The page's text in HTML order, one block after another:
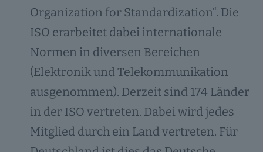
Organization for Standardization“. Die
ISO erarbeitet dabei internationale
Normen in diversen Bereichen
(Elektronik und Telekommunikation
ausgenommen). Derzeit sind 174 Länder
in der ISO vertreten. Dabei wird jedes
Mitglied durch ein Land vertreten. Für